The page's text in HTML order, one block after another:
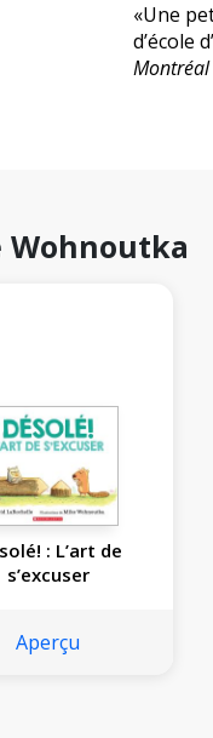
«Une
d’école
Montréal
Wohnoutka
: L’art de
s’excuser
Aperçu